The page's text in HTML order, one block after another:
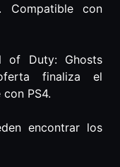
Compatible con
of Duty: Ghosts
finaliza el
PS4.
encontrar los